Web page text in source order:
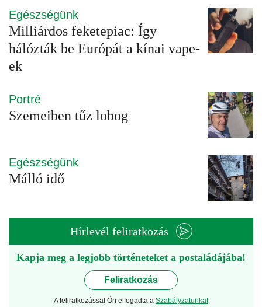
Egészségünk
Milliárdos feketepiac: Így
hálózták be Európát a kínai vape-
ek
Portré
Szemeiben tűz lobog
Egészségünk
Málló idő
Hírlevél feliratkozás
Kapja meg a legjobb történeteket a postaládájába!
Feliratkozás
A feliratkozással Ön elfogadta a Szabályzatunkat